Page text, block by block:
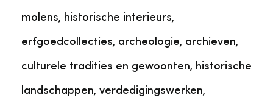
molens, historische interieurs,
erfgoedcollecties, archeologie, archieven,
culturele tradities en gewoonten, historische
landschappen, verdedigingswerken,